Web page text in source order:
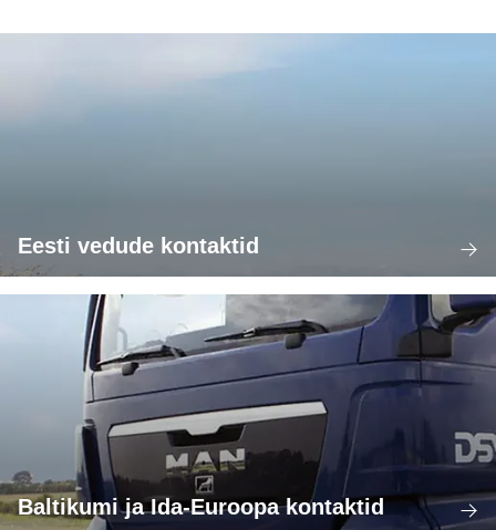
Eesti vedude kontaktid
Baltikumi ja Ida-Euroopa kontaktid